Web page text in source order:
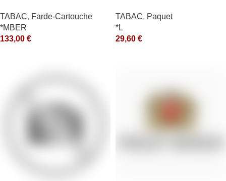
TABAC, Farde-Cartouche
*MBER
133,00 €
TABAC, Paquet
*L
29,60 €